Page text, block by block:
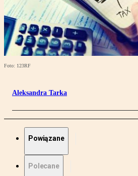
Foto: 123RF
Aleksandra Tarka
Powiązane
Polecane